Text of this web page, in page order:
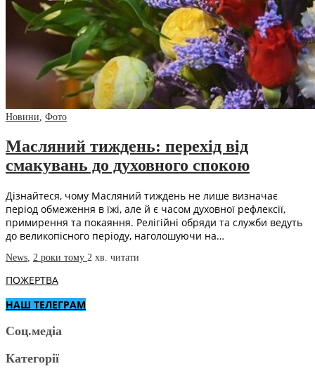
Новини, Фото
Масляний тиждень: перехід від
смакувань до духовного спокою
Дізнайтеся, чому Масляний тиждень не лише визначає
період обмеження в їжі, але й є часом духовної рефлексії,
примирення та покаяння. Релігійні обряди та служби ведуть
до великопісного періоду, наголошуючи на…
News, 2 роки тому 2 хв. читати
ПОЖЕРТВА
НАШ ТЕЛЕГРАМ
Соц.медіа
Категорії